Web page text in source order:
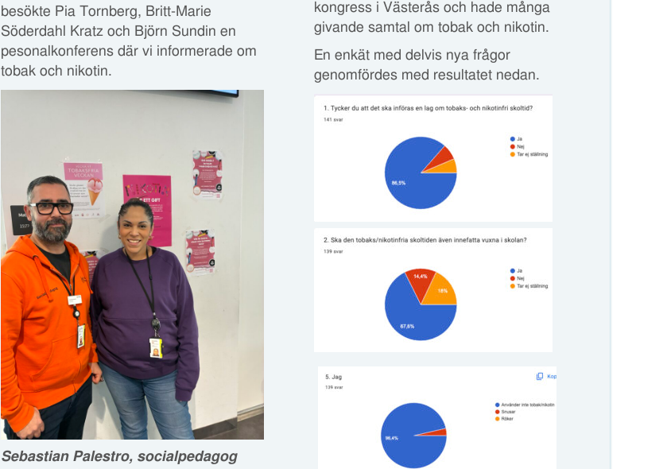
besökte Pia Tornberg, Britt-Marie
Söderdahl Kratz och Björn Sundin en
pesonalkonferens där vi informerade om
tobak och nikotin.
Sebastian Palestro, socialpedagog
kongress i Västerås och hade många
givande samtal om tobak och nikotin.
En enkät med delvis nya frågor
genomfördes med resultatet nedan.